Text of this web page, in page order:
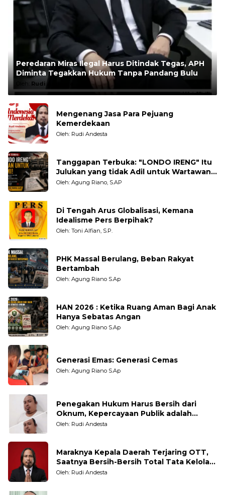
Peredaran Miras Ilegal Harus Ditindak Tegas, APH
Diminta Tegakkan Hukum Tanpa Pandang Bulu
Oleh: Rudi Andesta
Mengenang Jasa Para Pejuang
Kemerdekaan
Oleh: Rudi Andesta
Tanggapan Terbuka: "LONDO IRENG" Itu
Julukan yang tidak Adil untuk Wartawan,
Pengamat dan LSM
Oleh: Agung Riano, S.AP
Di Tengah Arus Globalisasi, Kemana
Idealisme Pers Berpihak?
Oleh: Toni Alfian, S.P.
PHK Massal Berulang, Beban Rakyat
Bertambah
Oleh: Agung Riano S.Ap
HAN 2026 : Ketika Ruang Aman Bagi Anak
Hanya Sebatas Angan
Oleh: Agung Riano S.Ap
Generasi Emas: Generasi Cemas
Oleh: Agung Riano S.Ap
Penegakan Hukum Harus Bersih dari
Oknum, Kepercayaan Publik adalah
Taruhannya
Oleh: Rudi Andesta
Maraknya Kepala Daerah Terjaring OTT,
Saatnya Bersih-Bersih Total Tata Kelola
Pemerintahan
Oleh: Rudi Andesta